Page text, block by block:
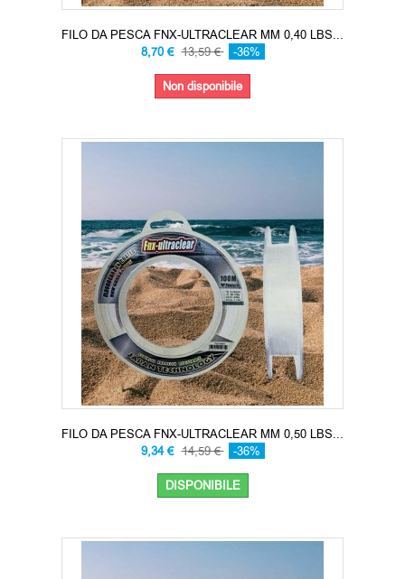
FILO DA PESCA FNX-ULTRACLEAR MM 0,40 LBS...
8,70 € 13,59 € -36%
Non disponibile
FILO DA PESCA FNX-ULTRACLEAR MM 0,50 LBS...
9,34 € 14,59 € -36%
DISPONIBILE